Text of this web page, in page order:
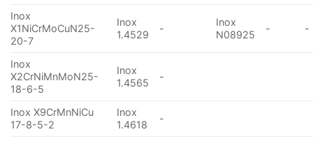
Inox
X1NiCrMoCuN25-
20-7
Inox
1.4529
-
Inox
N08925
- -
Inox
X2CrNiMnMoN25-
18-6-5
Inox
1.4565
-
Inox X9CrMnNiCu
17-8-5-2
Inox
1.4618
-